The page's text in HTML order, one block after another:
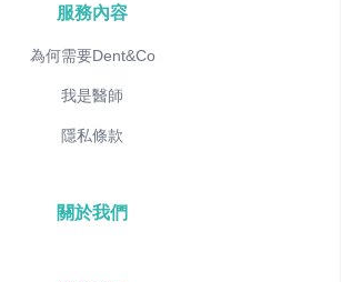
服務內容
為何需要Dent&Co
我是醫師
隱私條款
關於我們